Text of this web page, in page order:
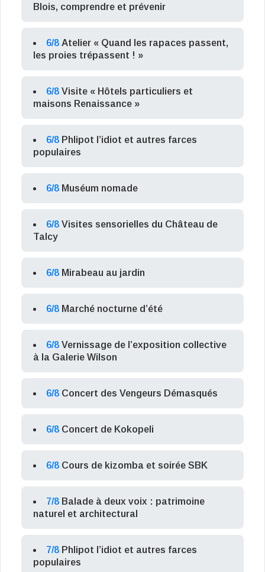
Blois, comprendre et prévenir
6/8 Atelier « Quand les rapaces passent,
les proies trépassent ! »
6/8 Visite « Hôtels particuliers et
maisons Renaissance »
6/8 Phlipot l’idiot et autres farces
populaires
6/8 Muséum nomade
6/8 Visites sensorielles du Château de
Talcy
6/8 Mirabeau au jardin
6/8 Marché nocturne d’été
6/8 Vernissage de l’exposition collective
à la Galerie Wilson
6/8 Concert des Vengeurs Démasqués
6/8 Concert de Kokopeli
6/8 Cours de kizomba et soirée SBK
7/8 Balade à deux voix : patrimoine
naturel et architectural
7/8 Phlipot l’idiot et autres farces
populaires